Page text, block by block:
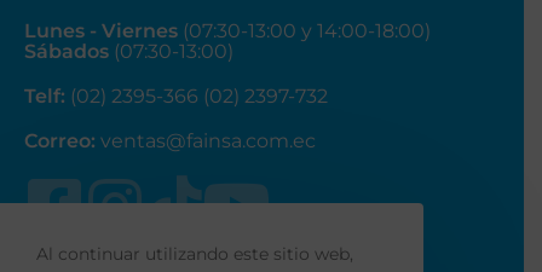
Lunes - Viernes (07:30-13:00 y 14:00-18:00)
Sábados (07:30-13:00)
Telf: (02) 2395-366 (02) 2397-732
Correo: ventas@fainsa.com.ec
Al continuar utilizando este sitio web,